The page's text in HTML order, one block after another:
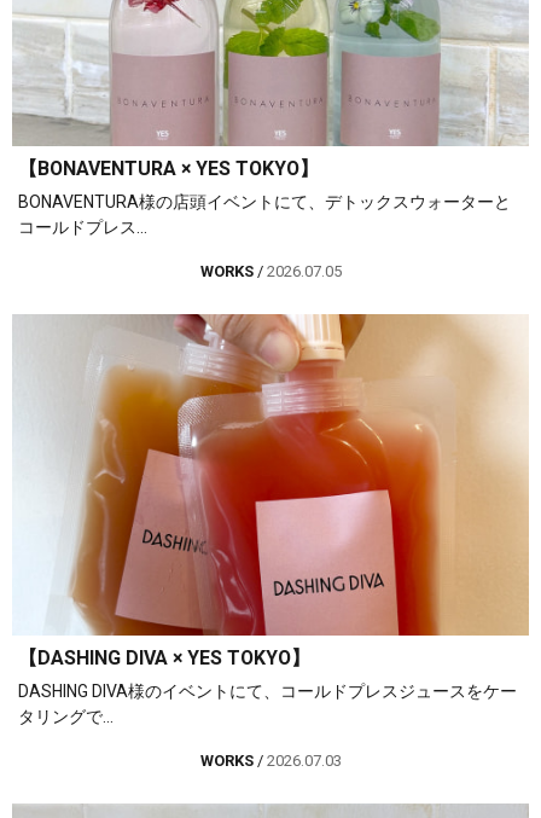
【BONAVENTURA × YES TOKYO】
BONAVENTURA様の店頭イベントにて、デトックスウォーターと
コールドプレス...
WORKS/ 2026.07.05
【DASHING DIVA × YES TOKYO】
DASHING DIVA様のイベントにて、コールドプレスジュースをケー
タリングで...
WORKS/ 2026.07.03